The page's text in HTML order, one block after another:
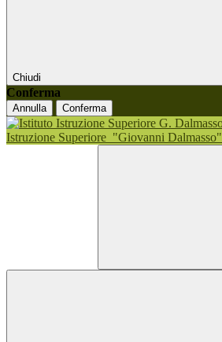
Chiudi
Conferma
Annulla Conferma
Istruzione Superiore "Giovanni Dalmasso"